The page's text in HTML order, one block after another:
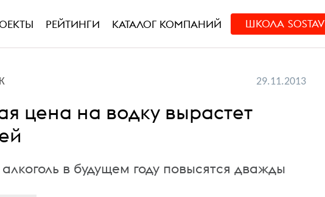
РЕЙТИНГИ КАТАЛОГ КОМПАНИЙ ШКОЛА SOSTAV
29.11.2013
цена на водку вырастет
в будущем году повысятся дважды